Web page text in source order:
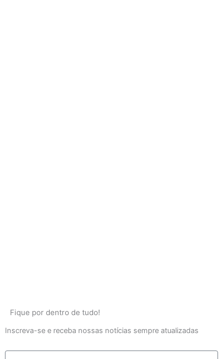
Fique por dentro de tudo!
Inscreva-se e receba nossas notícias sempre atualizadas